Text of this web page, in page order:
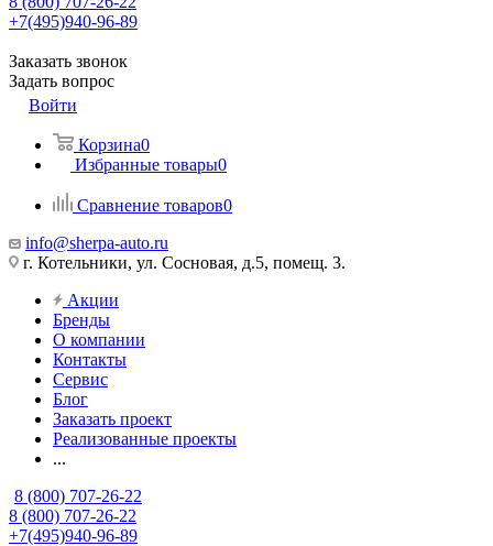
+7(495)940-96-89
Заказать звонок
Задать вопрос
Войти
Корзина0
Избранные товары0
Сравнение товаров0
info@sherpa-auto.ru
г. Котельники, ул. Сосновая, д.5, помещ. 3.
Акции
Бренды
О компании
Контакты
Сервис
Блог
Заказать проект
Реализованные проекты
...
8 (800) 707-26-22
8 (800) 707-26-22
+7(495)940-96-89